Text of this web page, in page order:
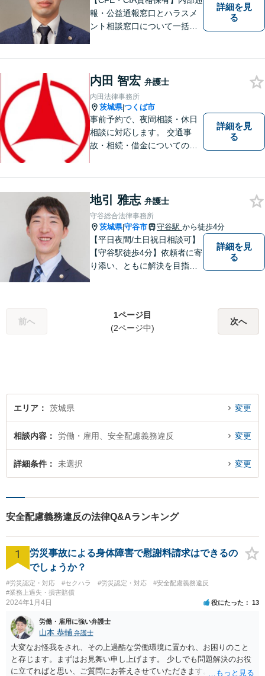
報・公益通報窓口とハラスメ
ント相談窓口について一括対
詳細を見
る
内田 智宏 弁護士
内田法律事務所
茨城県|つくば市
事前予約で、夜間相談・休日
相談に対応します。 交通事
故・相続・借金についてのご
詳細を見
る
地引 雅志 弁護士
守谷総合法律事務所
茨城県|守谷市 守谷駅 から徒歩4分
【平日夜間/土日祝日相談可】
【守谷駅徒歩4分】依頼者に寄
り添い、ともに解決を目指し
詳細を見
る
前へ
1ページ目
(2ページ中)
次へ
エリア 茨城県 変更
相談内容 労働・雇用、安全配慮義務違反 変更
詳細条件 未選択 変更
安全配慮義務違反の法律Q&Aランキング
1
労災事故による身体障害で慰謝料請求はできるの
でしょうか？
#労災認定・対応 #セクハラ #労災認定・対応
#安全配慮義務違反
#業務上過失・損害賠償
2024年1月4日 役にたった 13
労働・雇用に強い弁護士
山本 恭輔 弁護士
大変なお怪我をされ、その上過酷な労働環境に置かれ、お困りのこと
と存じます。まずはお見舞い申し上げます。 少しでも問題解決のお役
に立てればと思い、ご質問にお答えさせていただきます。 ご相談者の